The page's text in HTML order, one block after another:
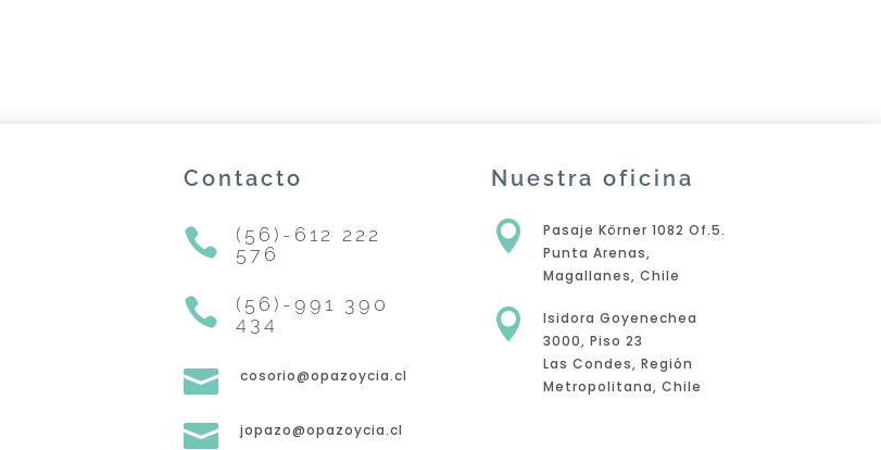
Contacto

(56)-612 222
576

(56)-991 390
434
 cosorio@opazoycia.cl
 jopazo@opazoycia.cl
Nuestra oficina

Pasaje Körner 1082 Of.5.
Punta Arenas,
Magallanes, Chile

Isidora Goyenechea
3000, Piso 23
Las Condes, Región
Metropolitana, Chile